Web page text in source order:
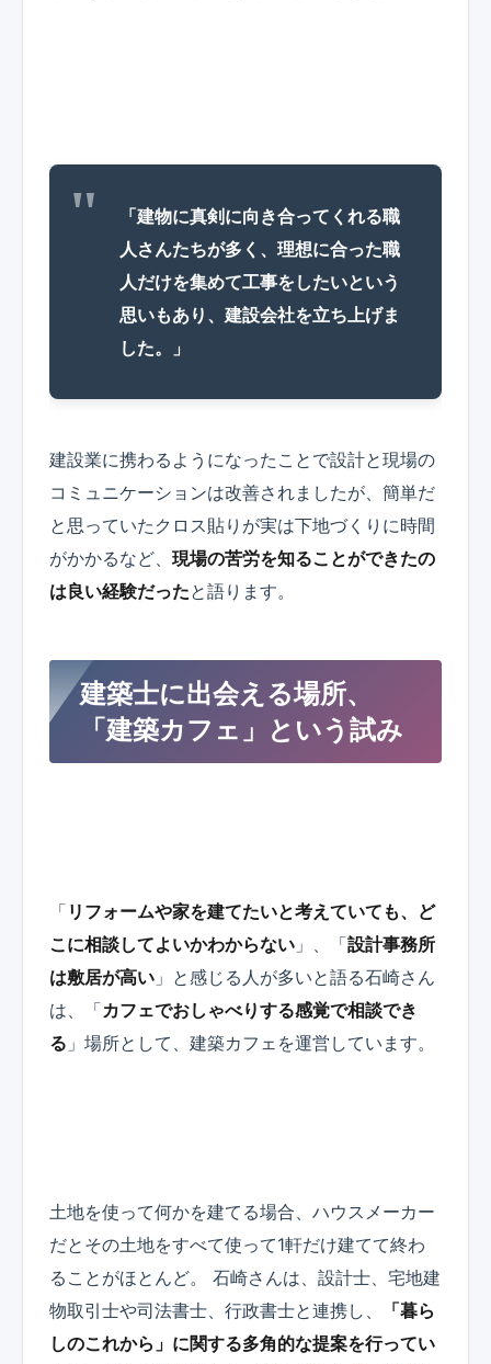
「建物に真剣に向き合ってくれる職
人さんたちが多く、理想に合った職
人だけを集めて工事をしたいという
思いもあり、建設会社を立ち上げま
した。」
建設業に携わるようになったことで設計と現場の
コミュニケーションは改善されましたが、簡単だ
と思っていたクロス貼りが実は下地づくりに時間
がかかるなど、 現場の苦労を知ることができたの
は良い経験だったと語ります。
建築士に出会える場所、
「建築カフェ」という試み
「 リフォームや家を建てたいと考えていても、ど
こに相談してよいかわからない 」、「設計事務所
は敷居が高い 」と感じる人が多いと語る石崎さん
は、「カフェでおしゃべりする感覚で相談でき
る 」場所として、建築カフェを運営しています。
土地を使って何かを建てる場合、ハウスメーカー
だとその土地をすべて使って1軒だけ建てて終わ
ることがほとんど。 石崎さんは、設計士、宅地建
物取引士や司法書士、行政書士と連携し、
「暮ら
しのこれから」に関する多角的な提案を行ってい